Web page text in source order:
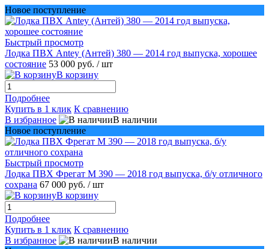
Новое поступление
Быстрый просмотр
Лодка ПВХ Antey (Антей) 380 — 2014 год выпуска, хорошее
состояние 53 000 руб. / шт
В корзину
Подробнее
Купить в 1 клик К сравнению
В избранное
В наличии
Новое поступление
Быстрый просмотр
Лодка ПВХ Фрегат М 390 — 2018 год выпуска, б/у отличного
сохрана 67 000 руб. / шт
В корзину
Подробнее
Купить в 1 клик К сравнению
В избранное
В наличии